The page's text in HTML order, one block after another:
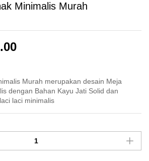
Minimalis Murah
Murah merupakan desain Meja
dengan Bahan Kayu Jati Solid dan
laci minimalis